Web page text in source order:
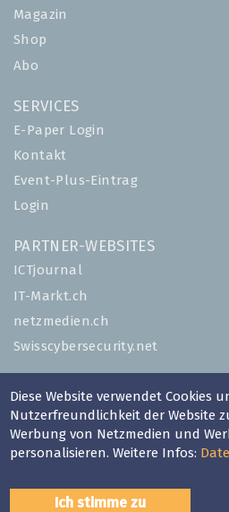
Magazin
Shop
Abo
SERVICES
E-Paper Login
Kontakt
Event-Plus-Eintrag
Login
PARTNER-WEBSITES
ICTjournal
IT-Markt.ch
netzmedien.ch
Swisscybersecurity.net
© NETZMEDIEN AG 2026
Impressum
AGB
Nutzungsbestimmungen
Datenschutzerklärung
Diese Website verwendet Cookies
Nutzerfreundlichkeit der Website
Werbung von Netzmedien und
personalisieren. Weitere Infos:
Ich stimme zu